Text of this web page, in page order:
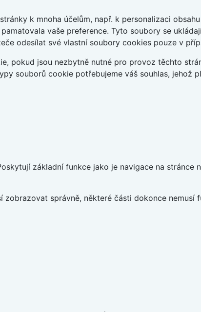
k mnoha účelům, např. k personalizaci
vaše preference. Tyto soubory se
odesílat své vlastní soubory cookies pouze v
pokud jsou nezbytně nutné pro provoz těchto
souborů cookie potřebujeme váš souhlas, jehož
základní funkce jako je navigace na stránce
správně, některé části dokonce